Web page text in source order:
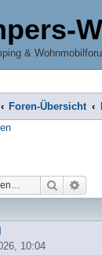
&
Foren-Übersicht
Suche
10:04